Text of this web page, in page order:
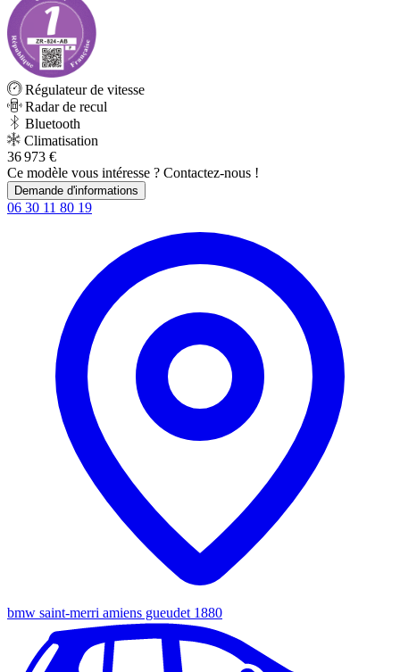
Régulateur de vitesse
Radar de recul
Bluetooth
Climatisation
36 973 €
Ce modèle vous intéresse ? Contactez-nous !
Demande d'informations
06 30 11 80 19
bmw saint-merri amiens gueudet 1880